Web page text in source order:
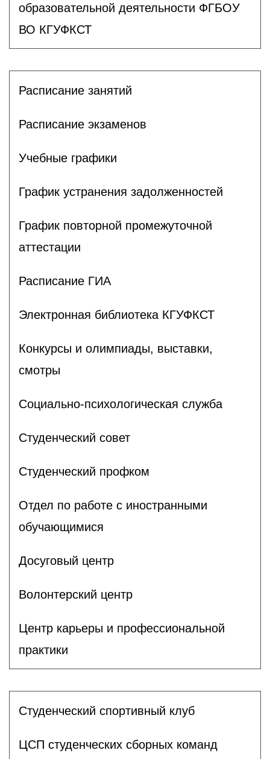
образовательной деятельности ФГБОУ
ВО КГУФКСТ
Расписание занятий
Расписание экзаменов
Учебные графики
График устранения задолженностей
График повторной промежуточной
аттестации
Расписание ГИА
Электронная библиотека КГУФКСТ
Конкурсы и олимпиады, выставки,
смотры
Социально-психологическая служба
Студенческий совет
Студенческий профком
Отдел по работе с иностранными
обучающимися
Досуговый центр
Волонтерский центр
Центр карьеры и профессиональной
практики
Студенческий спортивный клуб
ЦСП студенческих сборных команд